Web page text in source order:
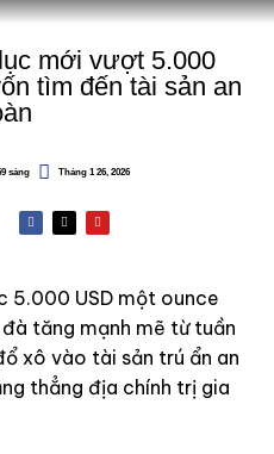
mới vượt 5.000
tìm đến tài sản an
sáng Tháng 1 26, 2026
5.000 USD một ounce
tăng mạnh mẽ từ tuần
xô vào tài sản trú ẩn an
thẳng địa chính trị gia